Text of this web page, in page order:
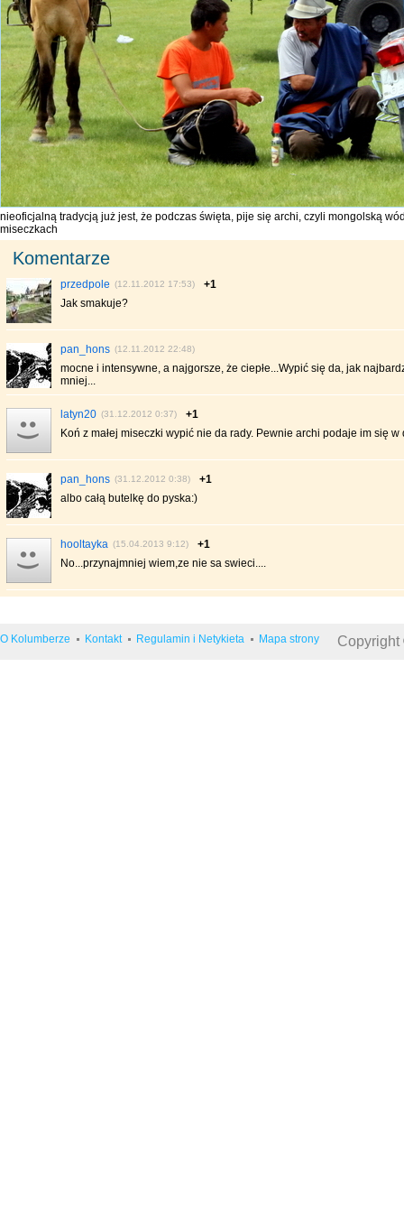
nieoficjalną tradycją już jest, że podczas święta, pije się archi, czyli mongolską
miseczkach
Komentarze
przedpole (12.11.2012 17:53)
+1
Jak smakuje?
pan_hons (12.11.2012 22:48)
mocne i intensywne, a najgorsze, że ciepłe...Wypić się da, jak
mniej...
latyn20 (31.12.2012 0:37)
+1
Koń z małej miseczki wypić nie da rady. Pewnie archi podaje im się
pan_hons (31.12.2012 0:38)
+1
albo całą butelkę do pyska:)
hooltayka (15.04.2013 9:12)
+1
No...przynajmniej wiem,ze nie sa swieci....
O Kolumberze Kontakt Regulamin i Netykieta Mapa strony